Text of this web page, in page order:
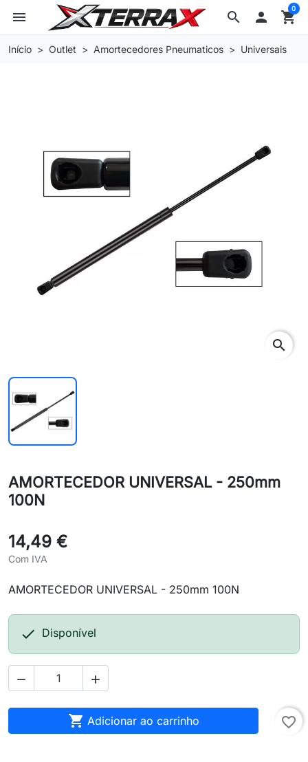
search
menu  shopping_cart
0
Início Outlet Amortecedores Pneumaticos Universais
search
AMORTECEDOR UNIVERSAL - 250mm
100N
14,49 €
Com IVA
AMORTECEDOR UNIVERSAL - 250mm 100N
 Disponível
 
 Adicionar ao carrinho favorite_border